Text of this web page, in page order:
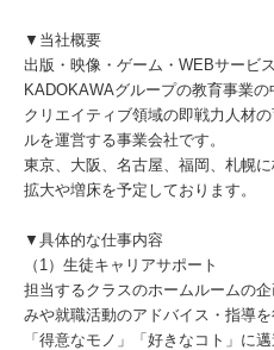
▼当社概要
出版・映像・ゲーム・WEBサービ
KADOKAWAグループの教育事業の
クリエイティブ領域の即戦力人材
ルを運営する事業会社です。
東京、大阪、名古屋、福岡、札幌
拡大や増床を予定しております。
▼具体的な仕事内容
（1）生徒キャリアサポート
担当するクラスのホームルームの
みや就職活動のアドバイス・指導を
「得意なモノ」「好きなコト」に